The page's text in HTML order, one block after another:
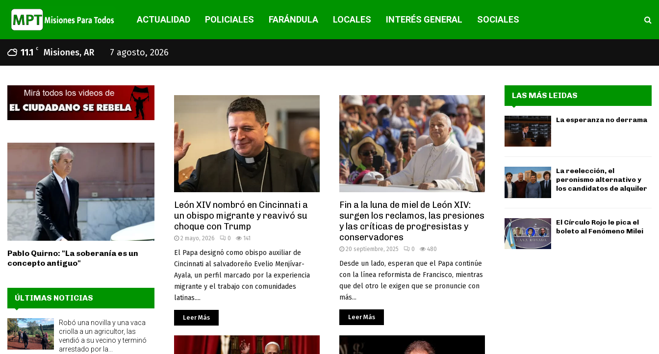
ACTUALIDAD POLICIALES FARÁNDULA LOCALES INTERÉS GENERAL SOCIALES
11.1 C Misiones, AR 7 agosto, 2026
León XIV nombró en Cincinnati a
un obispo migrante y reavivó su
choque con Trump
2 mayo, 2026 0 141
El Papa designó como obispo auxiliar de
Cincinnati al salvadoreño Evelio Menjívar-
Ayala, un perfil marcado por la experiencia
migrante y el trabajo con comunidades
latinas....
Leer Más
Fin a la luna de miel de León XIV:
surgen los reclamos, las presiones
y las críticas de progresistas y
conservadores
20 septiembre, 2025 0 480
Desde un lado, esperan que el Papa continúe
con la línea reformista de Francisco, mientras
que del otro le exigen que se pronuncie con
más...
Leer Más
Pablo Quirno: "La soberanía es un
concepto antiguo"
ÚLTIMAS NOTICIAS
Robó una novilla y una vaca
criolla a un agricultor, las
vendió a su vecino y terminó
arrestado por la...
LAS MÁS LEIDAS
La esperanza no derrama
La reelección, el
peronismo alternativo y
los candidatos de alquiler
El Círculo Rojo le pica el
boleto al Fenómeno Milei